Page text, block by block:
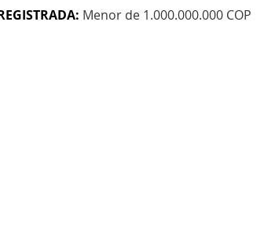
Menor de 1.000.000.000 COP